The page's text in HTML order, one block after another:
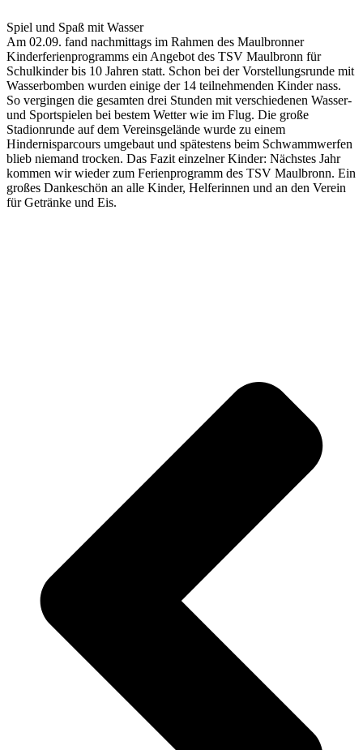
Spiel und Spaß mit Wasser
Am 02.09. fand nachmittags im Rahmen des Maulbronner
Kinderferienprogramms ein Angebot des TSV Maulbronn für
Schulkinder bis 10 Jahren statt. Schon bei der Vorstellungsrunde mit
Wasserbomben wurden einige der 14 teilnehmenden Kinder nass.
So vergingen die gesamten drei Stunden mit verschiedenen Wasser-
und Sportspielen bei bestem Wetter wie im Flug. Die große
Stadionrunde auf dem Vereinsgelände wurde zu einem
Hindernisparcours umgebaut und spätestens beim Schwammwerfen
blieb niemand trocken. Das Fazit einzelner Kinder: Nächstes Jahr
kommen wir wieder zum Ferienprogramm des TSV Maulbronn. Ein
großes Dankeschön an alle Kinder, Helferinnen und an den Verein
für Getränke und Eis.